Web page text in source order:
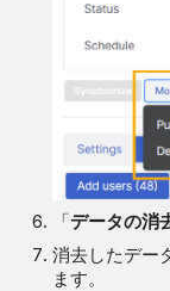
「データの消
消去したデー
ます。